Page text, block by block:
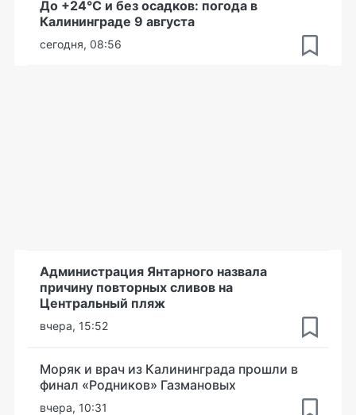
До +24°С и без осадков: погода в
Калининграде 9 августа
сегодня, 08:56
Администрация Янтарного назвала
причину повторных сливов на
Центральный пляж
вчера, 15:52
Моряк и врач из Калининграда прошли в
финал «Родников» Газмановых
вчера, 10:31